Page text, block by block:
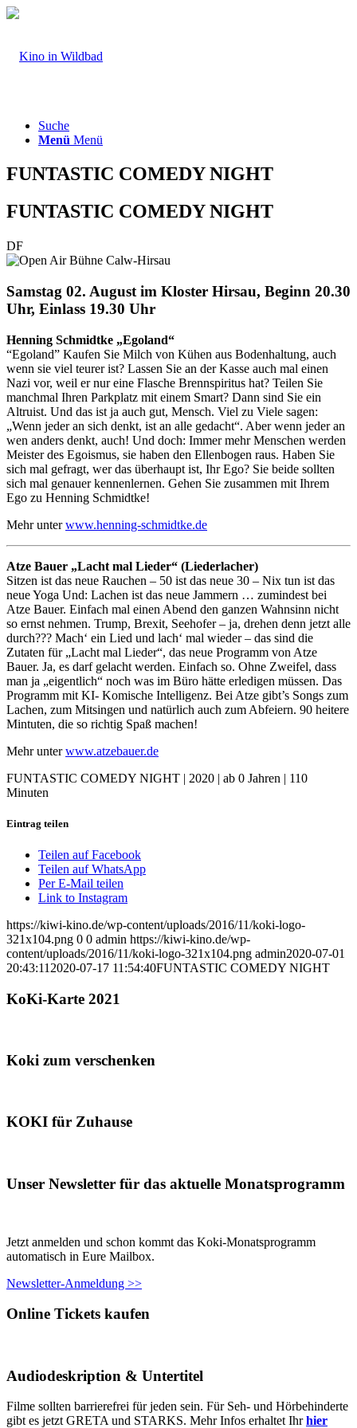
Suche
Menü Menü
FUNTASTIC COMEDY NIGHT
FUNTASTIC COMEDY NIGHT
DF
Samstag 02. August im Kloster Hirsau, Beginn 20.30
Uhr, Einlass 19.30 Uhr
Henning Schmidtke „Egoland“
“Egoland” Kaufen Sie Milch von Kühen aus Bodenhaltung, auch
wenn sie viel teurer ist? Lassen Sie an der Kasse auch mal einen
Nazi vor, weil er nur eine Flasche Brennspiritus hat? Teilen Sie
manchmal Ihren Parkplatz mit einem Smart? Dann sind Sie ein
Altruist. Und das ist ja auch gut, Mensch. Viel zu Viele sagen:
„Wenn jeder an sich denkt, ist an alle gedacht“. Aber wenn jeder an
wen anders denkt, auch! Und doch: Immer mehr Menschen werden
Meister des Egoismus, sie haben den Ellenbogen raus. Haben Sie
sich mal gefragt, wer das überhaupt ist, Ihr Ego? Sie beide sollten
sich mal genauer kennenlernen. Gehen Sie zusammen mit Ihrem
Ego zu Henning Schmidtke!
Mehr unterwww.henning-schmidtke.de
Atze Bauer „Lacht mal Lieder“ (Liederlacher)
Sitzen ist das neue Rauchen – 50 ist das neue 30 – Nix tun ist das
neue Yoga Und: Lachen ist das neue Jammern … zumindest bei
Atze Bauer. Einfach mal einen Abend den ganzen Wahnsinn nicht
so ernst nehmen. Trump, Brexit, Seehofer – ja, drehen denn jetzt alle
durch??? Mach‘ ein Lied und lach‘ mal wieder – das sind die
Zutaten für „Lacht mal Lieder“, das neue Programm von Atze
Bauer. Ja, es darf gelacht werden. Einfach so. Ohne Zweifel, dass
man ja „eigentlich“ noch was im Büro hätte erledigen müssen. Das
Programm mit KI- Komische Intelligenz. Bei Atze gibt’s Songs zum
Lachen, zum Mitsingen und natürlich auch zum Abfeiern. 90 heitere
Mintuten, die so richtig Spaß machen!
Mehr unterwww.atzebauer.de
FUNTASTIC COMEDY NIGHT | 2020 | ab 0 Jahren | 110
Minuten
Eintrag teilen
Teilen auf Facebook
Teilen auf WhatsApp
Per E-Mail teilen
Link to Instagram
https://kiwi-kino.de/wp-content/uploads/2016/11/koki-logo-
321x104.png 0 0 admin https://kiwi-kino.de/wp-
content/uploads/2016/11/koki-logo-321x104.png admin2020-07-01
20:43:11 2020-07-17 11:54:40FUNTASTIC COMEDY NIGHT
KoKi-Karte 2021
Koki zum verschenken
KOKI für Zuhause
Unser Newsletter für das aktuelle Monatsprogramm
Jetzt anmelden und schon kommt das Koki-Monatsprogramm
automatisch in Eure Mailbox.
Newsletter-Anmeldung >>
Online Tickets kaufen
Audiodeskription & Untertitel
Filme sollten barrierefrei für jeden sein. Für Seh- und Hörbehinderte
gibt es jetzt GRETA und STARKS. Mehr Infos erhaltet Ihrhier